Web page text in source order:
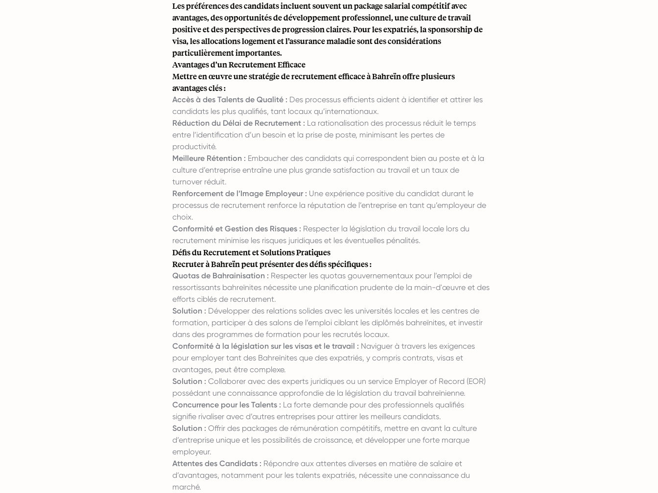
Les préférences des candidats incluent souvent un package salarial compétitif avec
avantages, des opportunités de développement professionnel, une culture de travail
positive et des perspectives de progression claires. Pour les expatriés, la sponsorship de
visa, les allocations logement et l’assurance maladie sont des considérations
particulièrement importantes.
Avantages d’un Recrutement Efficace
Mettre en œuvre une stratégie de recrutement efficace à Bahreïn offre plusieurs
avantages clés :
Accès à des Talents de Qualité : Des processus efficients aident à identifier et attirer les
candidats les plus qualifiés, tant locaux qu’internationaux.
Réduction du Délai de Recrutement : La rationalisation des processus réduit le temps
entre l’identification d’un besoin et la prise de poste, minimisant les pertes de
productivité.
Meilleure Rétention : Embaucher des candidats qui correspondent bien au poste et à la
culture d’entreprise entraîne une plus grande satisfaction au travail et un taux de
turnover réduit.
Renforcement de l’Image Employeur : Une expérience positive du candidat durant le
processus de recrutement renforce la réputation de l’entreprise en tant qu’employeur de
choix.
Conformité et Gestion des Risques : Respecter la législation du travail locale lors du
recrutement minimise les risques juridiques et les éventuelles pénalités.
Défis du Recrutement et Solutions Pratiques
Recruter à Bahreïn peut présenter des défis spécifiques :
Quotas de Bahrainisation : Respecter les quotas gouvernementaux pour l’emploi de
ressortissants bahreïnites nécessite une planification prudente de la main-d'œuvre et des
efforts ciblés de recrutement.
Solution : Développer des relations solides avec les universités locales et les centres de
formation, participer à des salons de l’emploi ciblant les diplômés bahreïnites, et investir
dans des programmes de formation pour les recrutés locaux.
Conformité à la législation sur les visas et le travail : Naviguer à travers les exigences
pour employer tant des Bahreïnites que des expatriés, y compris contrats, visas et
avantages, peut être complexe.
Solution : Collaborer avec des experts juridiques ou un service Employer of Record (EOR)
possédant une connaissance approfondie de la législation du travail bahreïnienne.
Concurrence pour les Talents : La forte demande pour des professionnels qualifiés
signifie rivaliser avec d’autres entreprises pour attirer les meilleurs candidats.
Solution : Offrir des packages de rémunération compétitifs, mettre en avant la culture
d’entreprise unique et les possibilités de croissance, et développer une forte marque
employeur.
Attentes des Candidats : Répondre aux attentes diverses en matière de salaire et
d’avantages, notamment pour les talents expatriés, nécessite une connaissance du
marché.